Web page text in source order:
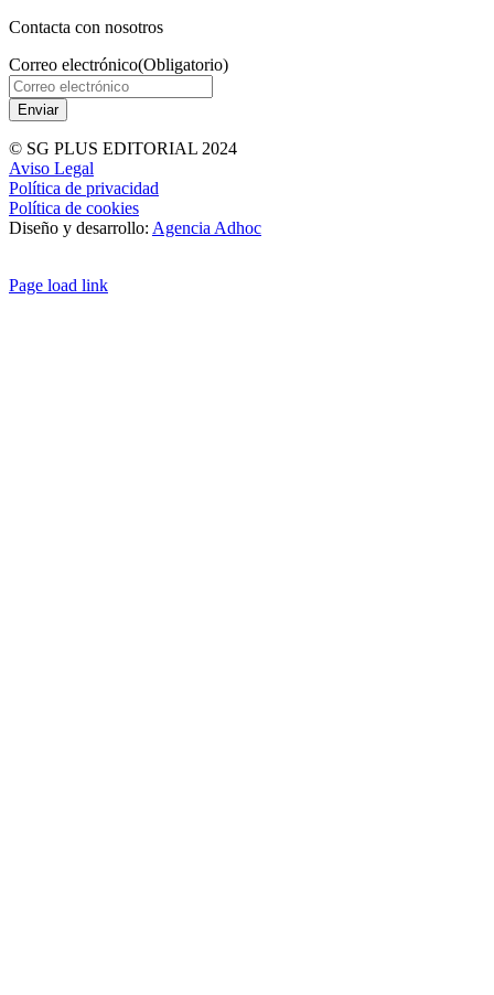
Contacta con nosotros
Correo electrónico(Obligatorio)
© SG PLUS EDITORIAL 2024
Aviso Legal
Política de privacidad
Política de cookies
Diseño y desarrollo: Agencia Adhoc
Page load link